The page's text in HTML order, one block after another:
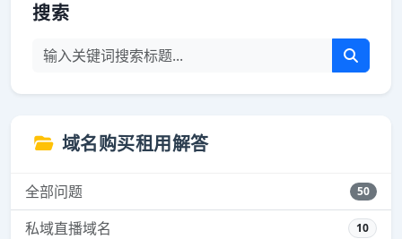
搜索
域名购买租用解答
全部问题 50
私域直播域名 10